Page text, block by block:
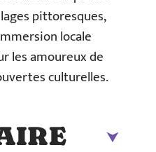
pittoresques,
locale
les amoureux de
culturelles.